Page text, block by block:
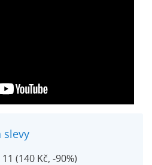
slevy
(140 Kč, -90%)